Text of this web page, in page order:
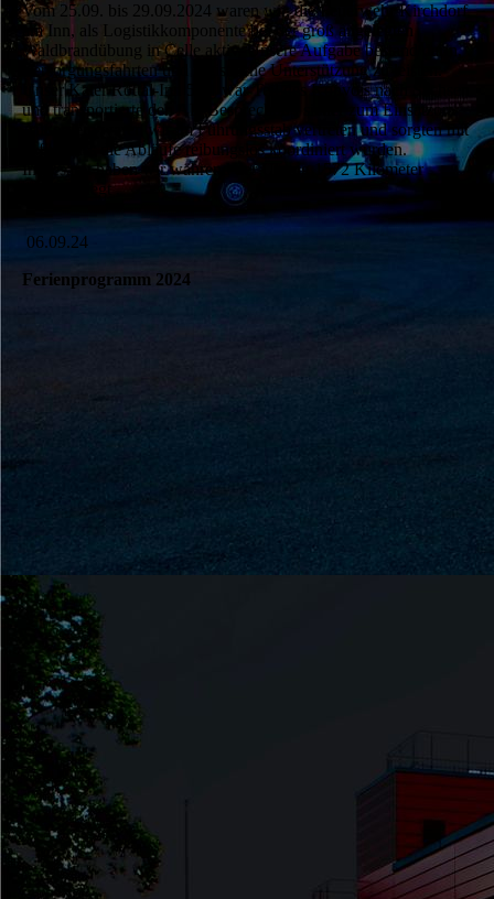
Vom 25.09. bis 29.09.2024 waren wir, die Feuerwehr Kirchdorf
am Inn, als Logistikkomponente bei der groß angelegten
Waldbrandübung in Celle aktiv. Unsere Aufgabe bestand darin,
Versorgungsfahrten und logistische Unterstützung zu leisten.
Unser Kater Rottal-Inn 56/1 war Teil des Konvois nach Sachsen
und transportierte den AB-Besprechung sicher zum Einsatzort.
Außerdem waren wir im Führungsstab vertreten und sorgten mit
dafür, dass die Abläufe reibungslos koordiniert wurden.
Insgesamt haben wir während der Übung 1572 Kilometer
zurückgelegt .
06.09.24
Ferienprogramm 2024